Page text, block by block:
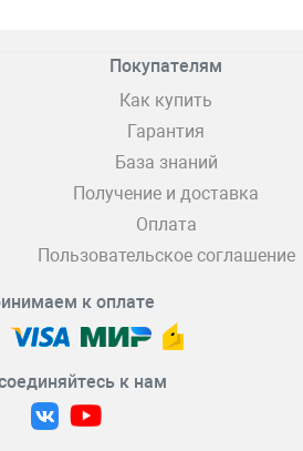
Покупателям
Как купить
Гарантия
База знаний
Получение и доставка
Оплата
Пользовательское соглашение
к оплате
к нам